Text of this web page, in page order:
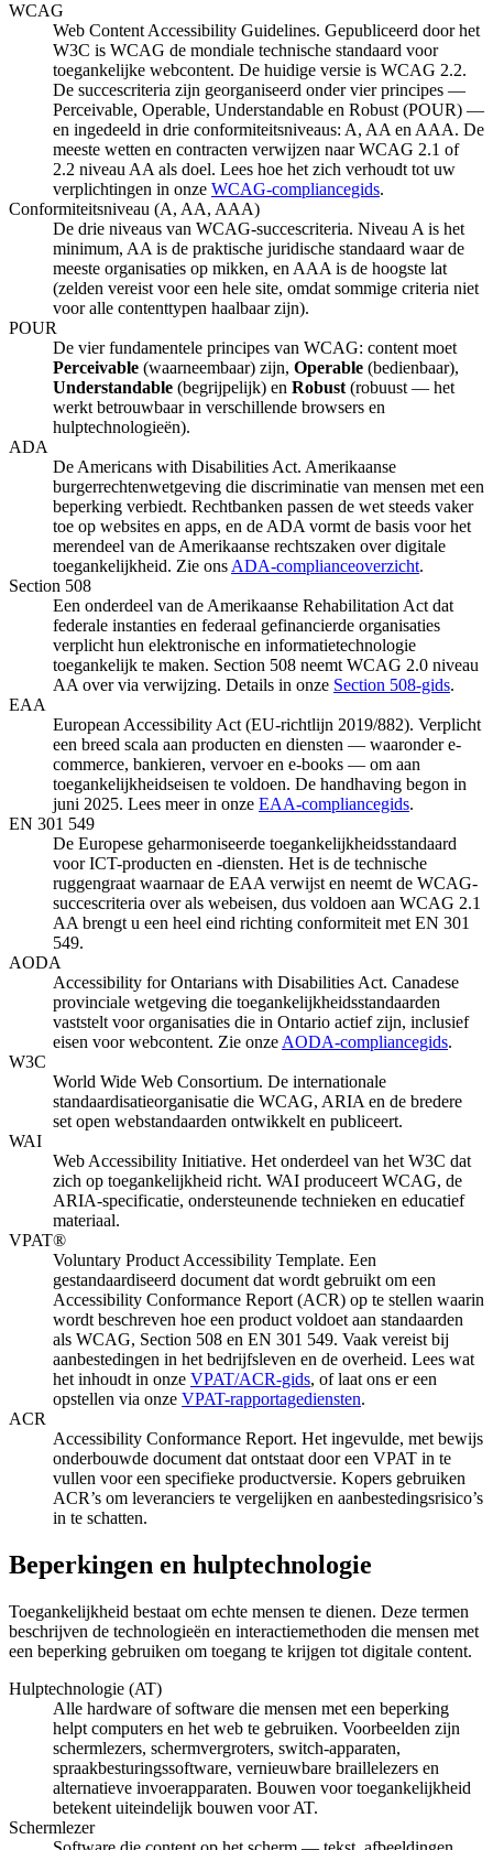
WCAG
Web Content Accessibility Guidelines. Gepubliceerd door het
W3C is WCAG de mondiale technische standaard voor
toegankelijke webcontent. De huidige versie is WCAG 2.2.
De succescriteria zijn georganiseerd onder vier principes —
Perceivable, Operable, Understandable en Robust (POUR) —
en ingedeeld in drie conformiteitsniveaus: A, AA en AAA. De
meeste wetten en contracten verwijzen naar WCAG 2.1 of
2.2 niveau AA als doel. Lees hoe het zich verhoudt tot uw
verplichtingen in onze WCAG-compliancegids.
Conformiteitsniveau (A, AA, AAA)
De drie niveaus van WCAG-succescriteria. Niveau A is het
minimum, AA is de praktische juridische standaard waar de
meeste organisaties op mikken, en AAA is de hoogste lat
(zelden vereist voor een hele site, omdat sommige criteria niet
voor alle contenttypen haalbaar zijn).
POUR
De vier fundamentele principes van WCAG: content moet
Perceivable (waarneembaar) zijn, Operable (bedienbaar),
Understandable (begrijpelijk) en Robust(robuust — het
werkt betrouwbaar in verschillende browsers en
hulptechnologieën).
ADA
De Americans with Disabilities Act. Amerikaanse
burgerrechtenwetgeving die discriminatie van mensen met een
beperking verbiedt. Rechtbanken passen de wet steeds vaker
toe op websites en apps, en de ADA vormt de basis voor het
merendeel van de Amerikaanse rechtszaken over digitale
toegankelijkheid. Zie onsADA-complianceoverzicht.
Section 508
Een onderdeel van de Amerikaanse Rehabilitation Act dat
federale instanties en federaal gefinancierde organisaties
verplicht hun elektronische en informatietechnologie
toegankelijk te maken. Section 508 neemt WCAG 2.0 niveau
AA over via verwijzing. Details in onze Section 508-gids.
EAA
European Accessibility Act (EU-richtlijn 2019/882). Verplicht
een breed scala aan producten en diensten — waaronder e-
commerce, bankieren, vervoer en e-books — om aan
toegankelijkheidseisen te voldoen. De handhaving begon in
juni 2025. Lees meer in onze EAA-compliancegids.
EN 301 549
De Europese geharmoniseerde toegankelijkheidsstandaard
voor ICT-producten en -diensten. Het is de technische
ruggengraat waarnaar de EAA verwijst en neemt de WCAG-
succescriteria over als webeisen, dus voldoen aan WCAG 2.1
AA brengt u een heel eind richting conformiteit met EN 301
549.
AODA
Accessibility for Ontarians with Disabilities Act. Canadese
provinciale wetgeving die toegankelijkheidsstandaarden
vaststelt voor organisaties die in Ontario actief zijn, inclusief
eisen voor webcontent. Zie onzeAODA-compliancegids.
W3C
World Wide Web Consortium. De internationale
standaardisatieorganisatie die WCAG, ARIA en de bredere
set open webstandaarden ontwikkelt en publiceert.
WAI
Web Accessibility Initiative. Het onderdeel van het W3C dat
zich op toegankelijkheid richt. WAI produceert WCAG, de
ARIA-specificatie, ondersteunende technieken en educatief
materiaal.
VPAT®
Voluntary Product Accessibility Template. Een
gestandaardiseerd document dat wordt gebruikt om een
Accessibility Conformance Report (ACR) op te stellen waarin
wordt beschreven hoe een product voldoet aan standaarden
als WCAG, Section 508 en EN 301 549. Vaak vereist bij
aanbestedingen in het bedrijfsleven en de overheid. Lees wat
het inhoudt in onze VPAT/ACR-gids, of laat ons er een
opstellen via onze VPAT-rapportagediensten.
ACR
Accessibility Conformance Report. Het ingevulde, met bewijs
onderbouwde document dat ontstaat door een VPAT in te
vullen voor een specifieke productversie. Kopers gebruiken
ACR’s om leveranciers te vergelijken en aanbestedingsrisico’s
in te schatten.
Beperkingen en hulptechnologie
Toegankelijkheid bestaat om echte mensen te dienen. Deze termen
beschrijven de technologieën en interactiemethoden die mensen met
een beperking gebruiken om toegang te krijgen tot digitale content.
Hulptechnologie (AT)
Alle hardware of software die mensen met een beperking
helpt computers en het web te gebruiken. Voorbeelden zijn
schermlezers, schermvergroters, switch-apparaten,
spraakbesturingssoftware, vernieuwbare braillelezers en
alternatieve invoerapparaten. Bouwen voor toegankelijkheid
betekent uiteindelijk bouwen voor AT.
Schermlezer